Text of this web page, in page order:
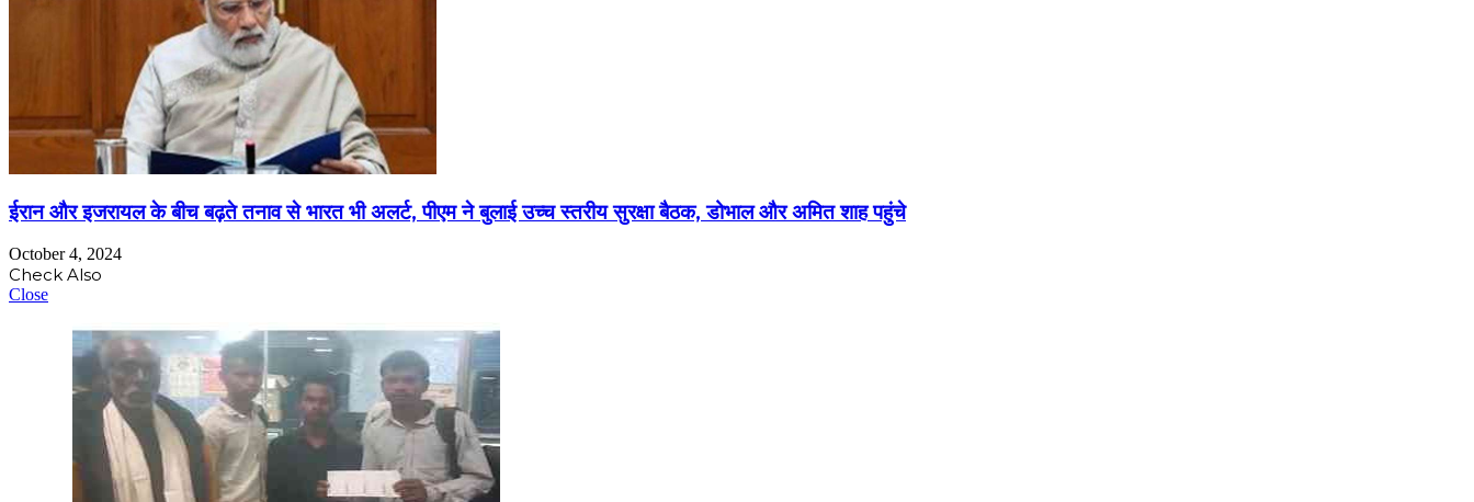
ईरान और इजरायल के बीच बढ़ते तनाव से भारत भी अलर्ट, पीएम ने बुलाई उच्च स्तरीय सुरक्षा बैठक, डोभाल और अमित शाह पहुंचे
October 4, 2024
Check Also
Close